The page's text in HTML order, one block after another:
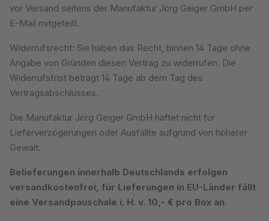
vor Versand seitens der Manufaktur Jörg Geiger GmbH per
E-Mail mitgeteilt.
Widerrufsrecht: Sie haben das Recht, binnen 14 Tage ohne
Angabe von Gründen diesen Vertrag zu widerrufen. Die
Widerrufsfrist beträgt 14 Tage ab dem Tag des
Vertragsabschlusses.
Die Manufaktur Jörg Geiger GmbH haftet nicht für
Lieferverzögerungen oder Ausfällte aufgrund von höherer
Gewalt.
Belieferungen innerhalb Deutschlands erfolgen
versandkostenfrei, für Lieferungen in EU-Länder fällt
eine Versandpauschale i. H. v. 10,- € pro Box an.